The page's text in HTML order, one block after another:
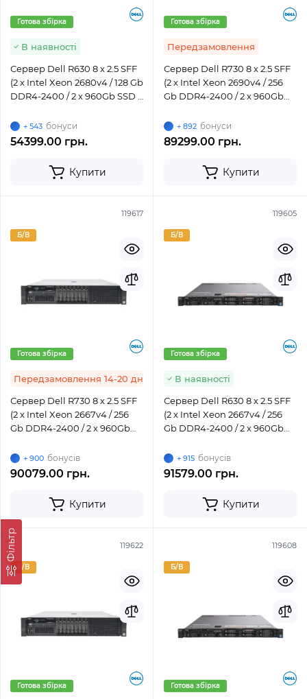
Фільтр
Готова збірка
В наявності
Сервер Dell R630 8 x 2.5 SFF
(2 x Intel Xeon 2680v4 / 128 Gb
DDR4-2400 / 2 x 960Gb SSD /
+ 543 бонуси
54399.00 грн.
Купити
Готова збірка
Передзамовлення
Сервер Dell R730 8 x 2.5 SFF
(2 x Intel Xeon 2690v4 / 256
Gb DDR4-2400 / 2 x 960Gb
+ 892 бонуси
89299.00 грн.
Купити
119617
Б/В
Готова збірка
Передзамовлення 14-20 днів
Сервер Dell R730 8 x 2.5 SFF
(2 x Intel Xeon 2667v4 / 256
Gb DDR4-2400 / 2 x 960Gb
+ 900 бонусів
90079.00 грн.
Купити
119605
Б/В
Готова збірка
В наявності
Сервер Dell R630 8 x 2.5 SFF
(2 x Intel Xeon 2667v4 / 256
Gb DDR4-2400 / 2 x 960Gb
+ 915 бонусів
91579.00 грн.
Купити
119622
Б/В
Готова збірка
119608
Б/В
Готова збірка